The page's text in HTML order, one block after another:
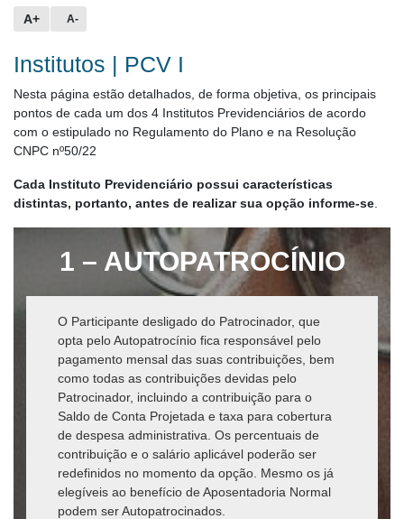
A+ A-
Institutos | PCV I
Nesta página estão detalhados, de forma objetiva, os principais
pontos de cada um dos 4 Institutos Previdenciários de acordo
com o estipulado no Regulamento do Plano e na Resolução
CNPC nº50/22
Cada Instituto Previdenciário possui características
distintas, portanto, antes de realizar sua opção informe-se.
1 – AUTOPATROCÍNIO
O Participante desligado do Patrocinador, que
opta pelo Autopatrocínio fica responsável pelo
pagamento mensal das suas contribuições, bem
como todas as contribuições devidas pelo
Patrocinador, incluindo a contribuição para o
Saldo de Conta Projetada e taxa para cobertura
de despesa administrativa. Os percentuais de
contribuição e o salário aplicável poderão ser
redefinidos no momento da opção. Mesmo os já
elegíveis ao benefício de Aposentadoria Normal
podem ser Autopatrocinados.